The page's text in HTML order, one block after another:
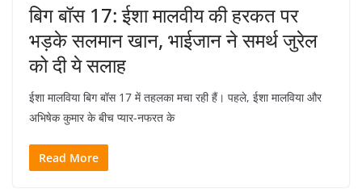
बिग बॉस 17: ईशा मालवीय की हरकत पर
भड़के सलमान खान, भाईजान ने समर्थ जुरेल
को दी ये सलाह
ईशा मालविया बिग बॉस 17 में तहलका मचा रही हैं। पहले, ईशा मालविया और
अभिषेक कुमार के बीच प्यार-नफरत के
Read More